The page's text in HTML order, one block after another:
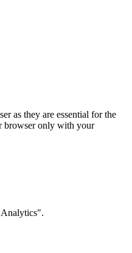
as they are essential for the
browser only with your